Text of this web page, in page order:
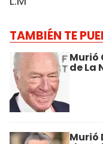
TAMBIÉN TE
Murió
de La
Murió